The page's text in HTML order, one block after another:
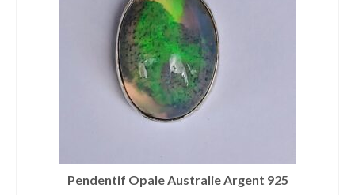
Pendentif Opale Australie Argent 925